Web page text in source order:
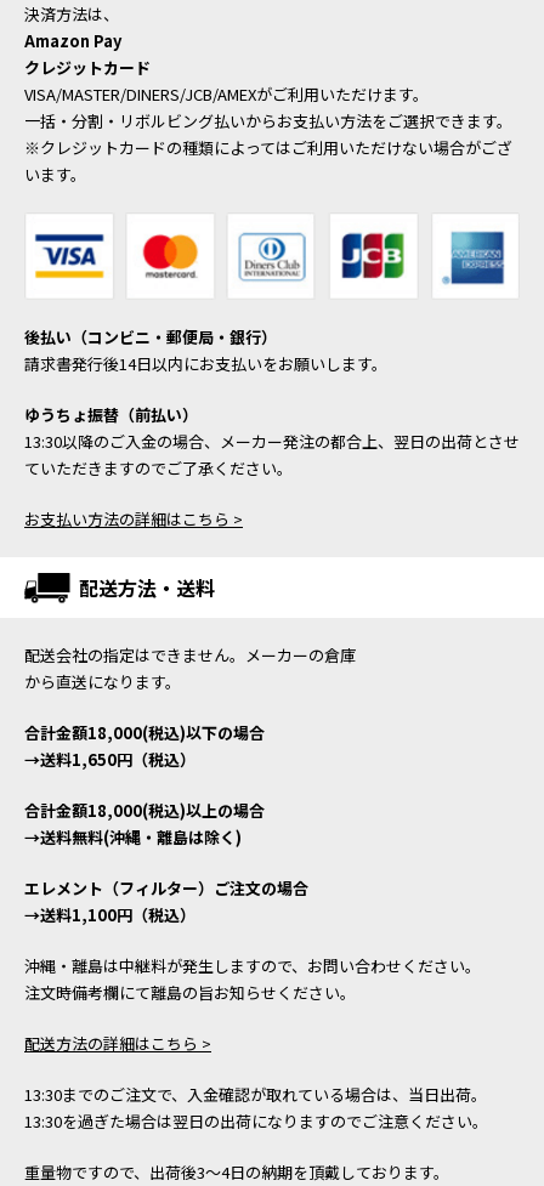
決済方法は、
Amazon Pay
クレジットカード
VISA/MASTER/DINERS/JCB/AMEXがご利用いただけます。
一括・分割・リボルビング払いからお支払い方法をご選択できます。
※クレジットカードの種類によってはご利用いただけない場合がござ
います。
後払い（コンビニ・郵便局・銀行）
請求書発行後14日以内にお支払いをお願いします。
ゆうちょ振替（前払い）
13:30以降のご入金の場合、メーカー発注の都合上、翌日の出荷とさせ
ていただきますのでご了承ください。
お支払い方法の詳細はこちら >
配送方法・送料
配送会社の指定はできません。メーカーの倉庫
から直送になります。
合計金額18,000(税込)以下の場合
→送料1,650円（税込）
合計金額18,000(税込)以上の場合
→送料無料(沖縄・離島は除く)
エレメント（フィルター）ご注文の場合
→送料1,100円（税込）
沖縄・離島は中継料が発生しますので、お問い合わせください。
注文時備考欄にて離島の旨お知らせください。
配送方法の詳細はこちら >
13:30までのご注文で、入金確認が取れている場合は、当日出荷。
13:30を過ぎた場合は翌日の出荷になりますのでご注意ください。
重量物ですので、出荷後3～4日の納期を頂戴しております。